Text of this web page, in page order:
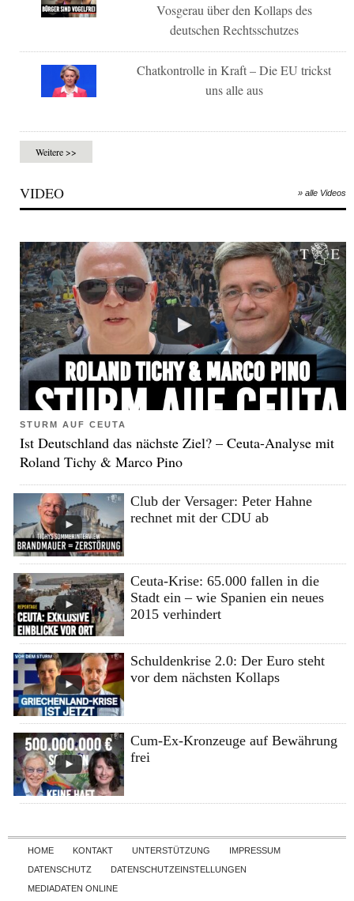
Vosgerau über den Kollaps des
deutschen Rechtsschutzes
Chatkontrolle in Kraft – Die EU trickst
uns alle aus
Weitere >>
VIDEO » alle Videos
STURM AUF CEUTA
Ist Deutschland das nächste Ziel? – Ceuta-Analyse mit
Roland Tichy & Marco Pino
Club der Versager: Peter Hahne
rechnet mit der CDU ab
Ceuta-Krise: 65.000 fallen in die
Stadt ein – wie Spanien ein neues
2015 verhindert
Schuldenkrise 2.0: Der Euro steht
vor dem nächsten Kollaps
Cum-Ex-Kronzeuge auf Bewährung
frei
Skip to content
HOME KONTAKT UNTERSTÜTZUNG
IMPRESSUM
DATENSCHUTZ
DATENSCHUTZEINSTELLUNGEN
MEDIADATEN ONLINE